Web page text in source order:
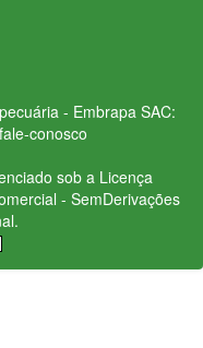
- Embrapa SAC:
conosco
sob a Licença
- SemDerivações